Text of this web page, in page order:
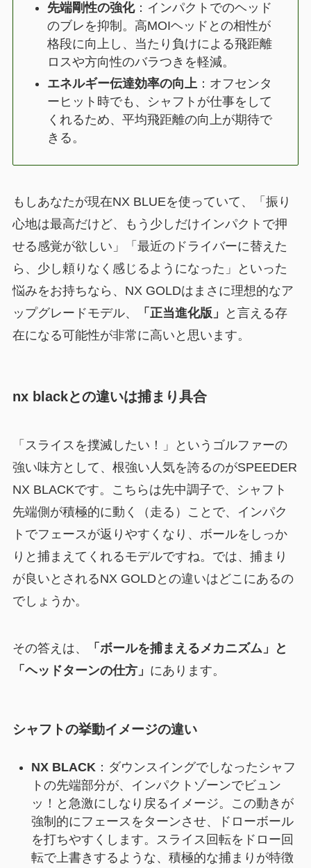
先端剛性の強化：インパクトでのヘッド
のブレを抑制。高MOIヘッドとの相性が
格段に向上し、当たり負けによる飛距離
ロスや方向性のバラつきを軽減。
エネルギー伝達効率の向上 ：オフセンタ
ーヒット時でも、シャフトが仕事をして
くれるため、平均飛距離の向上が期待で
きる。
もしあなたが現在NX BLUEを使っていて、「振り
心地は最高だけど、もう少しだけインパクトで押
せる感覚が欲しい」「最近のドライバーに替えた
ら、少し頼りなく感じるようになった」といった
悩みをお持ちなら、NX GOLDはまさに理想的なア
ップグレードモデル、
「正当進化版」
と言える存
在になる可能性が非常に高いと思います。
nx blackとの違いは捕まり具合
「スライスを撲滅したい！」というゴルファーの
強い味方として、根強い人気を誇るのがSPEEDER
NX BLACKです。こちらは先中調子で、シャフト
先端側が積極的に動く（走る）ことで、インパク
トでフェースが返りやすくなり、ボールをしっか
りと捕まえてくれるモデルですね。では、捕まり
が良いとされるNX GOLDとの違いはどこにあるの
でしょうか。
その答えは、
「ボールを捕まえるメカニズム」と
「ヘッドターンの仕方」 にあります。
シャフトの挙動イメージの違い
NX BLACK：ダウンスイングでしなったシャフ
トの先端部分が、インパクトゾーンでビュン
ッ！と急激にしなり戻るイメージ。この動きが
強制的にフェースをターンさせ、ドローボール
を打ちやすくします。スライス回転をドロー回
転で上書きするような、積極的な捕まりが特徴